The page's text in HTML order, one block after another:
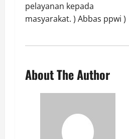
pelayanan kepada
masyarakat. ) Abbas ppwi )
About The Author